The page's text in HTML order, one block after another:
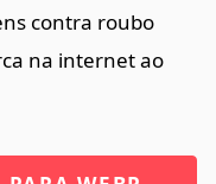
contra roubo
na internet ao